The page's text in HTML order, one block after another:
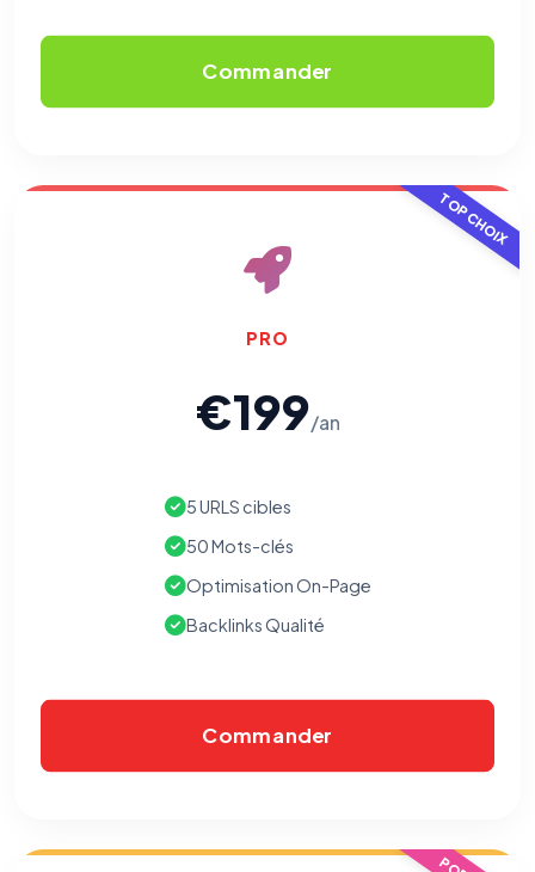
Commander
TOP CHOIX
PRO
€199/an
5 URLS cibles
50 Mots-clés
Optimisation On-Page
Backlinks Qualité
Commander
⚙️
Nécessaires au fonctionnement du site : session, sécurité,